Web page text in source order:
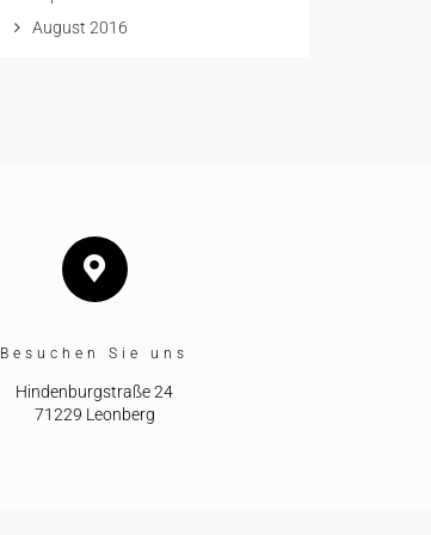
August 2016
Besuchen Sie uns
Hindenburgstraße 24
71229 Leonberg